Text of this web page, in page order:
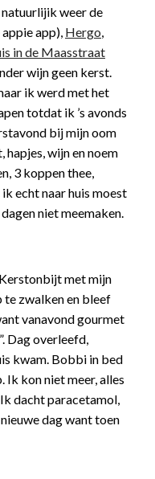
weer de
app), Hergo,
in de Maasstraat
wijn geen kerst.
ik werd met het
totdat ik ’s avonds
bij mijn oom
wijn en noem
3 koppen thee,
echt naar huis moest
niet meemaken.
met mijn
zwalken en bleef
vanavond gourmet
Dag overleefd,
kwam. Bobbi in bed
Ik kon niet meer, alles
dacht paracetamol,
dag want toen